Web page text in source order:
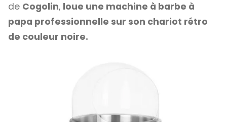
de Cogolin, loue une machine à barbe à
papa professionnelle sur son chariot rétro
de couleur noire.